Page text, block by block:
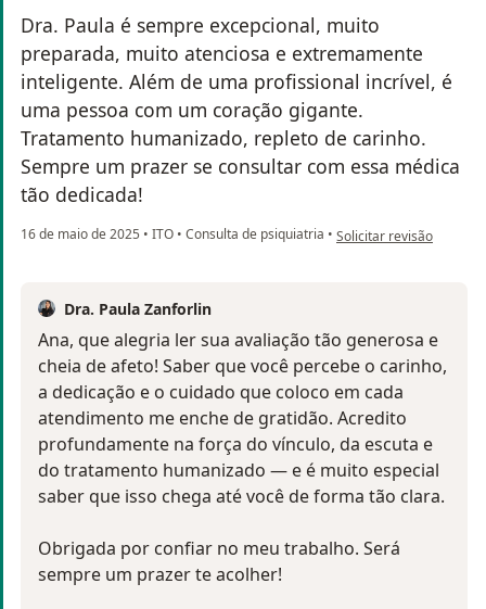
Dra. Paula é sempre excepcional, muito
preparada, muito atenciosa e extremamente
inteligente. Além de uma profissional incrível, é
uma pessoa com um coração gigante.
Tratamento humanizado, repleto de carinho.
Sempre um prazer se consultar com essa médica
tão dedicada!
16 de maio de 2025 • ITO • Consulta de psiquiatria • na opinião do utilizador
Solicitar revisão
Dra. Paula Zanforlin
Ana, que alegria ler sua avaliação tão generosa e
cheia de afeto! Saber que você percebe o carinho,
a dedicação e o cuidado que coloco em cada
atendimento me enche de gratidão. Acredito
profundamente na força do vínculo, da escuta e
do tratamento humanizado — e é muito especial
saber que isso chega até você de forma tão clara.
Obrigada por confiar no meu trabalho. Será
sempre um prazer te acolher!